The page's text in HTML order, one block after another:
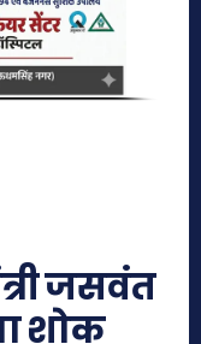
जसवंत
शोक